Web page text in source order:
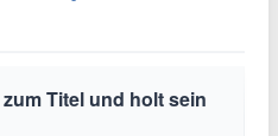
Titel und holt sein